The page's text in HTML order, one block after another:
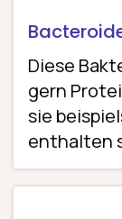
Diese
gern
sie
enthalten